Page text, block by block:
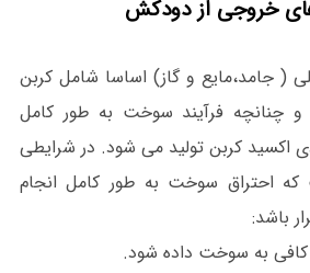
جامد،مایع و گاز) اساسا شامل کربن
چنانچه فرآیند سوخت به طور کامل
اکسید کربن تولید می شود. در شرایطی
که احتراق سوخت به طور کامل انجام
باشد:
کافی به سوخت داده شود.